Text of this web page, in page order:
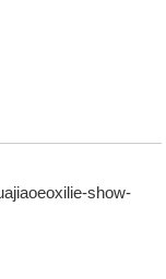
show-